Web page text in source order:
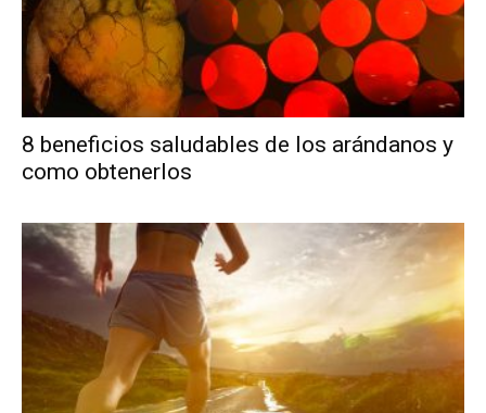
8 beneficios saludables de los arándanos y
como obtenerlos